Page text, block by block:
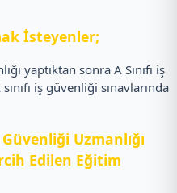
İsteyenler;
yaptıktan sonra A Sınıfı iş
iş güvenliği sınavlarında
Uzmanlığı
Edilen Eğitim